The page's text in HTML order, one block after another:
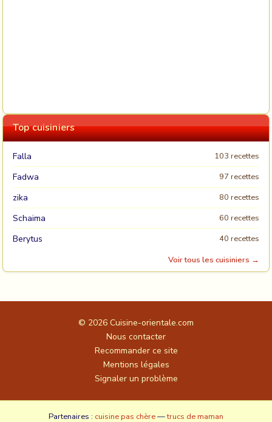
Top cuisiniers
Falla 103 recettes
Fadwa 97 recettes
zika 80 recettes
Schaima 60 recettes
Berytus
40 recettes
Voir tous les cuisiniers →
© 2026 Cuisine-orientale.com
Nous contacter
Recommander ce site
Mentions légales
Signaler un problème
Partenaires : cuisine pas chère—trucs de maman